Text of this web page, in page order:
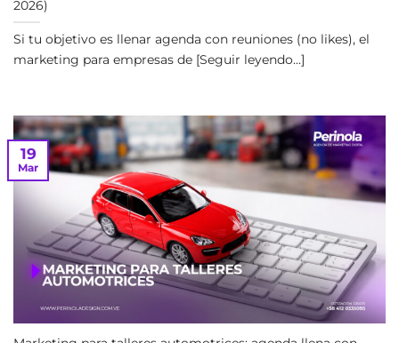
2026)
Si tu objetivo es llenar agenda con reuniones (no likes), el
marketing para empresas de [Seguir leyendo...]
19
Mar